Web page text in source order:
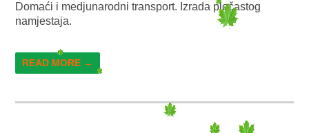
Domaći i medjunarodni transport. Izrada pločastog
namjestaja.
READ MORE →